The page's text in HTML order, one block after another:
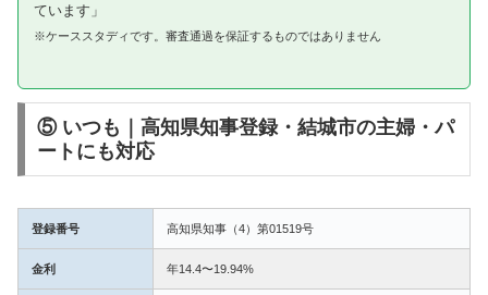
ています」
※ケーススタディです。審査通過を保証するものではありません
⑤ いつも｜高知県知事登録・結城市の主婦・パ
ートにも対応
登録番号 高知県知事（4）第01519号
金利 年14.4〜19.94%